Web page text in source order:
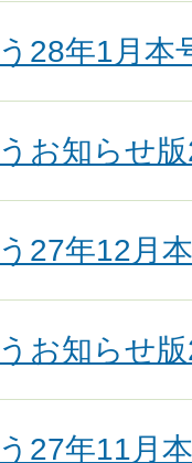
28年1月本
お知らせ
27年12月
お知らせ
27年11月